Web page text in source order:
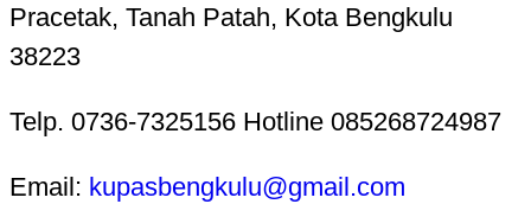
Pracetak, Tanah Patah, Kota Bengkulu
38223
Telp. 0736-7325156 Hotline 085268724987
Email: kupasbengkulu@gmail.com